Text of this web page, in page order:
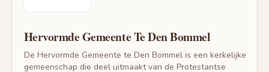
Hervormde Gemeente Te Den Bommel
De Hervormde Gemeente te Den Bommel is een kerkelijke
gemeenschap die deel uitmaakt van de Protestantse